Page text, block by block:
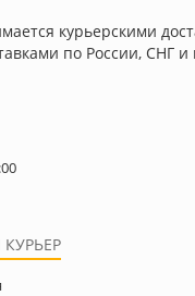
курьерскими
по России,